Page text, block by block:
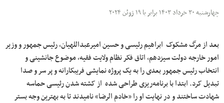
چهارشنبه ۳۰ خرداد ۱۴۰۳ برابر با ۱۹ ژوئن ۲۰۲۴
بعد از مرگ مشکوک ابراهیم رئیسی و حسین امیرعبداللهیان، رئیس جمهور و وزیر
امور خارجه دولت سیزدهم، اتاق فکر نظام ولایت فقیه، موضوع جانشینی و
انتخاب رئیس جمهور بعدی را به یک پروژه نمایشی فریبکارانه و پر سر و صدا
تبدیل کرد. ابتدا با برنامه‌ریزی طراحی شده از کشته شدن رئیسی حماسه
شهادت ساختند و در نهایت او را «خادم الرضا» نامیدند تا به بهترین وجه بستر